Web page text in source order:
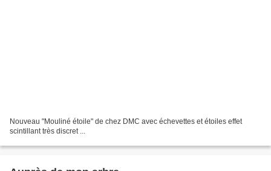
Nouveau "Mouliné étoile" de chez DMC avec échevettes et étoiles effet
scintillant très discret ...